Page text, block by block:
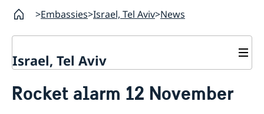
Embassies Israel, Tel Aviv News
Israel, Tel Aviv
About the Embassy
Rocket alarm 12 November